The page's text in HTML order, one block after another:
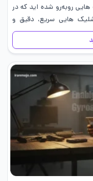
هایی روبه‌رو شده اید که در
هایی سریع، دقیق و